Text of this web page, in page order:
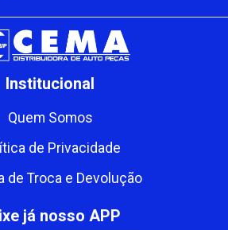
Institucional
Quem Somos
de Privacidade
de Troca e Devolução
já nosso APP